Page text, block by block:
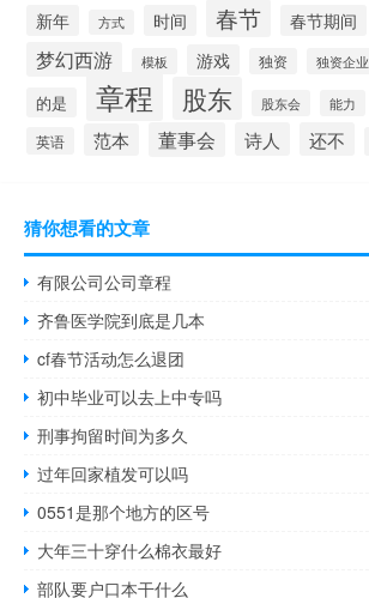
新年 方式 时间 春节 春节期间
梦幻西游 模板 游戏 独资 独资企业
的是 章程 股东 股东会 能力
英语 范本 董事会 诗人 还不
猜你想看的文章
有限公司公司章程
齐鲁医学院到底是几本
cf春节活动怎么退团
初中毕业可以去上中专吗
刑事拘留时间为多久
过年回家植发可以吗
0551是那个地方的区号
大年三十穿什么棉衣最好
部队要户口本干什么